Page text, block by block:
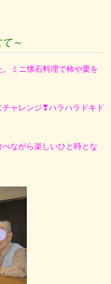
～
ミニ懐石料理で柿や栗を
ャレンジ❣ハラハラドキド
ながら楽しいひと時とな